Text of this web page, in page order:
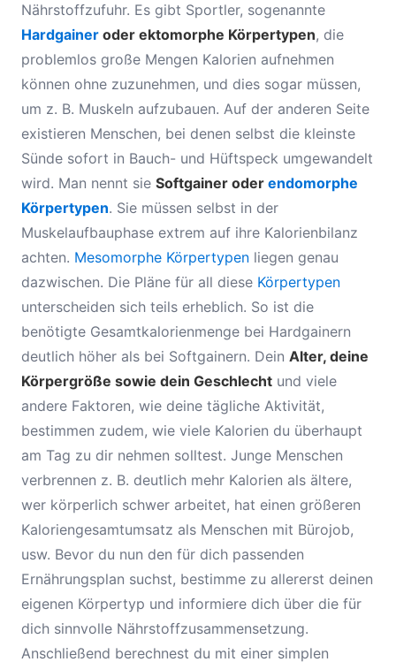
Nährstoffzufuhr. Es gibt Sportler, sogenannte
Hardgainer oder ektomorphe Körpertypen, die
problemlos große Mengen Kalorien aufnehmen
können ohne zuzunehmen, und dies sogar müssen,
um z. B. Muskeln aufzubauen. Auf der anderen Seite
existieren Menschen, bei denen selbst die kleinste
Sünde sofort in Bauch- und Hüftspeck umgewandelt
wird. Man nennt sie Softgainer oder endomorphe
Körpertypen. Sie müssen selbst in der
Muskelaufbauphase extrem auf ihre Kalorienbilanz
achten. Mesomorphe Körpertypen liegen genau
dazwischen. Die Pläne für all diese Körpertypen
unterscheiden sich teils erheblich. So ist die
benötigte Gesamtkalorienmenge bei Hardgainern
deutlich höher als bei Softgainern. Dein Alter, deine
Körpergröße sowie dein Geschlecht und viele
andere Faktoren, wie deine tägliche Aktivität,
bestimmen zudem, wie viele Kalorien du überhaupt
am Tag zu dir nehmen solltest. Junge Menschen
verbrennen z. B. deutlich mehr Kalorien als ältere,
wer körperlich schwer arbeitet, hat einen größeren
Kaloriengesamtumsatz als Menschen mit Bürojob,
usw. Bevor du nun den für dich passenden
Ernährungsplan suchst, bestimme zu allererst deinen
eigenen Körpertyp und informiere dich über die für
dich sinnvolle Nährstoffzusammensetzung.
Anschließend berechnest du mit einer simplen